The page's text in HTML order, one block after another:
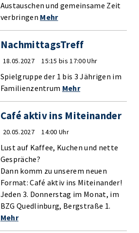
Austauschen und gemeinsame Zeit
verbringen Mehr
NachmittagsTreff
18.05.2027 15:15 bis 17:00 Uhr
Spielgruppe der 1 bis 3 Jährigen im
Familienzentrum Mehr
Café aktiv ins Miteinander
20.05.2027 14:00 Uhr
Lust auf Kaffee, Kuchen und nette
Gespräche?
Dann komm zu unserem neuen
Format: Café aktiv ins Miteinander!
Jeden 3. Donnerstag im Monat, im
BZG Quedlinburg, Bergstraße 1.
Mehr